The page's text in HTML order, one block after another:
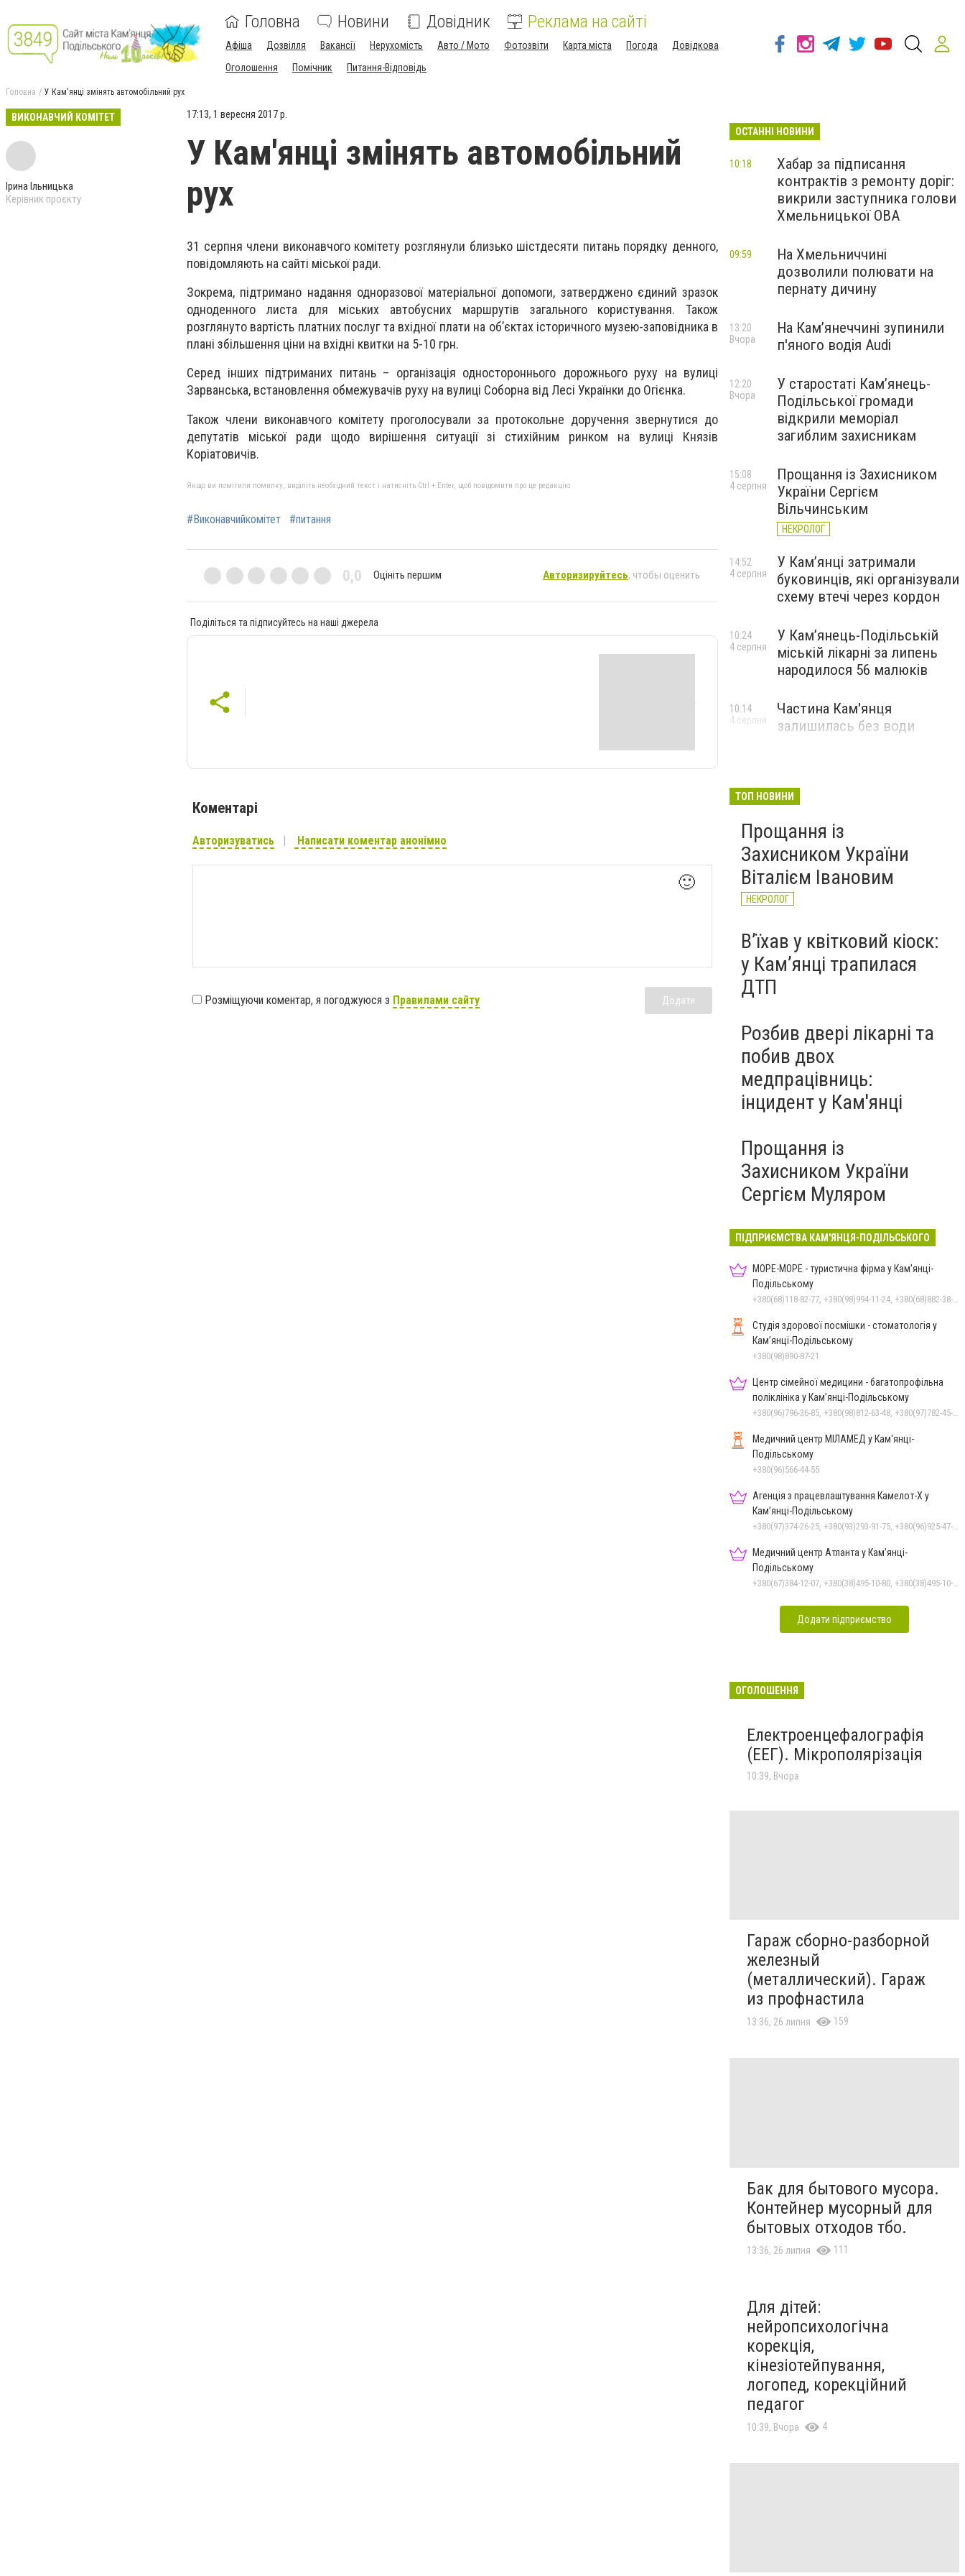
Головна Новини Довідник Реклама на сайті
Афіша Дозвілля Вакансії Нерухомість Авто / Мото Фотозвіти Карта міста Погода
Довідкова
Оголошення
Помічник Питання-Відповідь
Головна У Кам'янці змінять автомобільний рух
ВИКОНАВЧИЙ КОМІТЕТ
Ірина Ільницька
Керівник проєкту
17:13, 1 вересня 2017 р.
У Кам'янці змінять автомобільний
рух
31 серпня члени виконавчого комітету розглянули близько шістдесяти питань порядку денного,
повідомляють на сайті міської ради.
Зокрема, підтримано надання одноразової матеріальної допомоги, затверджено єдиний зразок
одноденного листа для міських автобусних маршрутів загального користування. Також
розглянуто вартість платних послуг та вхідної плати на об’єктах історичного музею-заповідника в
плані збільшення ціни на вхідні квитки на 5-10 грн.
Серед інших підтриманих питань – організація одностороннього дорожнього руху на вулиці
Зарванська, встановлення обмежувачів руху на вулиці Соборна від Лесі Українки до Огієнка.
Також члени виконавчого комітету проголосували за протокольне доручення звернутися до
депутатів міської ради щодо вирішення ситуації зі стихійним ринком на вулиці Князів
Коріатовичів.
Якщо ви помітили помилку, виділіть необхідний текст і натисніть Ctrl + Enter, щоб повідомити про це редакцію
#Виконавчийкомітет #питання
0,0 Оцініть першим Авторизируйтесь, чтобы оценить
Поділіться та підписуйтесь на наші джерела
Коментарі
Авторизуватись Написати коментар анонімно
🙂
Розміщуючи коментар, я погоджуюся з Правилами сайту Додати
ОСТАННІ НОВИНИ
Хабар за підписання
контрактів з ремонту доріг:
викрили заступника голови
Хмельницької ОВА
10:18
На Хмельниччині
дозволили полювати на
пернату дичину
09:59
На Камʼянеччині зупинили
п'яного водія Audi
13:20
Вчора
У старостаті Кам’янець-
Подільської громади
відкрили меморіал
загиблим захисникам
12:20
Вчора
Прощання із Захисником
України Сергієм
Вільчинським
НЕКРОЛОГ
15:08
4 серпня
У Кам’янці затримали
буковинців, які організували
схему втечі через кордон
14:52
4 серпня
У Кам’янець-Подільській
міській лікарні за липень
народилося 56 малюків
10:24
4 серпня
Частина Кам'янця
залишилась без води
10:14
4 серпня
ТОП НОВИНИ
Прощання із
Захисником України
Віталієм Івановим
НЕКРОЛОГ
Вʼїхав у квітковий кіоск:
у Камʼянці трапилася
ДТП
Розбив двері лікарні та
побив двох
медпрацівниць:
інцидент у Кам'янці
Прощання із
Захисником України
Сергієм Муляром
ПІДПРИЄМСТВА КАМ'ЯНЦЯ-ПОДІЛЬСЬКОГО
МОРЕ-МОРЕ - туристична фірма у Кам’янці-
Подільському
+380(68)118-82-77, +380(98)994-11-24, +380(68)882-38-28
Студія здорової посмішки - стоматологія у
Кам’янці-Подільському
+380(98)890-87-21
Центр сімейної медицини - багатопрофільна
поліклініка у Кам’янці-Подільському
+380(96)796-36-85, +380(98)812-63-48, +380(97)782-45-70
Медичний центр МІЛАМЕД у Кам'янці-
Подільському
+380(96)566-44-55
Агенція з працевлаштування Камелот-Х у
Кам’янці-Подільському
+380(97)374-26-25, +380(93)293-91-75, +380(96)925-47-71, +380(73)327-54-83
Медичний центр Атланта у Кам’янці-
Подільському
+380(67)384-12-07, +380(38)495-10-80, +380(38)495-10-70
Додати підприємство
ОГОЛОШЕННЯ
Електроенцефалографія
(ЕЕГ). Мікрополярізація
10:39, Вчора
Гараж сборно-разборной
железный
(металлический). Гараж
из профнастила
13:36, 26 липня 159
Бак для бытового мусора.
Контейнер мусорный для
бытовых отходов тбо.
13:36, 26 липня 111
Для дітей:
нейропсихологічна
корекція,
кінезіотейпування,
логопед, корекційний
педагог
10:39, Вчора 4